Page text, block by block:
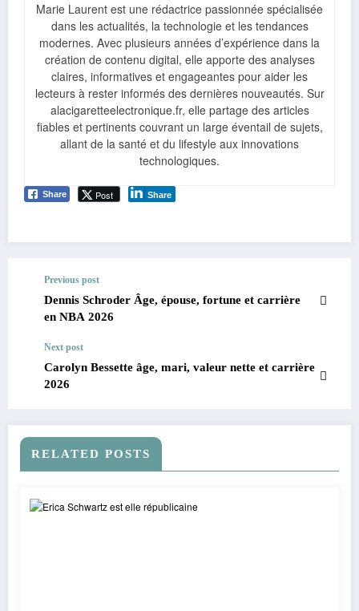
Marie Laurent est une rédactrice passionnée spécialisée
dans les actualités, la technologie et les tendances
modernes. Avec plusieurs années d’expérience dans la
création de contenu digital, elle apporte des analyses
claires, informatives et engageantes pour aider les
lecteurs à rester informés des dernières nouveautés. Sur
alacigaretteelectronique.fr, elle partage des articles
fiables et pertinents couvrant un large éventail de sujets,
allant de la santé et du lifestyle aux innovations
technologiques.
Share Post Share
Previous post
Dennis Schroder Âge, épouse, fortune et carrière
en NBA 2026
Next post
Carolyn Bessette âge, mari, valeur nette et carrière
2026
RELATED POSTS